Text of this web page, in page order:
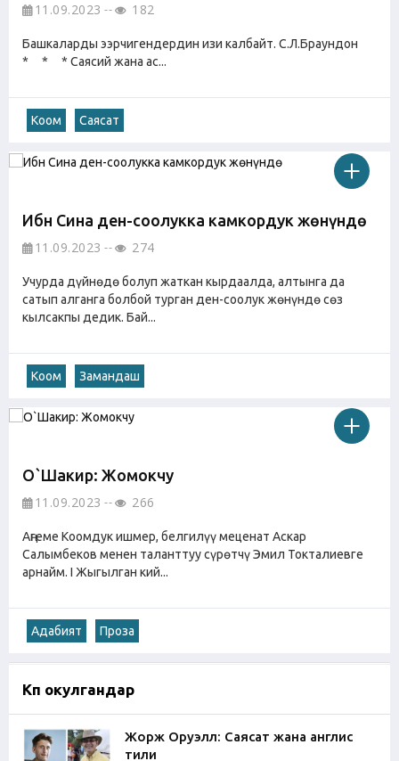
11.09.2023 182
Башкаларды ээрчигендердин изи калбайт. С.Л.Браундон
* * * Саясий жана ас...
Коом Саясат
Ибн Сина ден-соолукка камкордук жөнүндө
11.09.2023 274
Учурда дүйнөдө болуп жаткан кырдаалда, алтынга да
сатып алганга болбой турган ден-соолук жөнүндө сөз
кылсакпы дедик. Бай...
Коом Замандаш
О`Шакир: Жомокчу
11.09.2023 266
Аңгеме Коомдук ишмер, белгилүү меценат Аскар
Салымбеков менен таланттуу сүрөтчү Эмил Токталиевге
арнайм. I Жыгылган кий...
Адабият Проза
Көп окулгандар
Жорж Оруэлл: Саясат жана англис
тили